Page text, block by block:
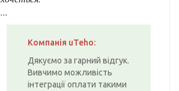
...
Компанія uTeho:
Дякуємо за гарний відгук.
Вивчимо можливість
інтеграції оплати такими